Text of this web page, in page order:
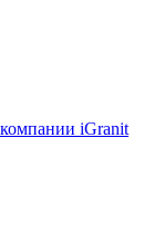
iGranit